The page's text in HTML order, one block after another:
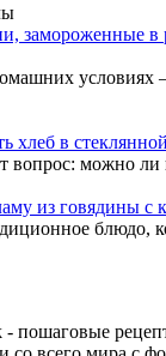
замороженные
условиях
в
вопрос: можно ли
из говядины с
блюдо,
- пошаговые